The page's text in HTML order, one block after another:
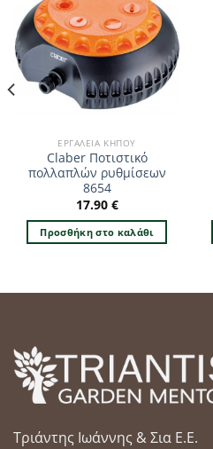
ΕΡΓΑΛΕΊΑ ΚΉΠΟΥ
Claber Ποτιστικό
πολλαπλών ρυθμίσεων
8654
17.90 €
Προσθήκη στο καλάθι
Τριάντης Ιωάννης & Σια Ε.Ε.